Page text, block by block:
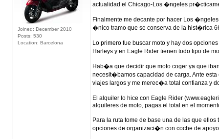
Joined: December 2010
Posts: 530
Location: Barcelona
actualidad el Chicago-Los �ngeles
Finalmente me decante por hacer Los
�nico tramo que se conserva de la hist�rica
Lo primero fue buscar moto y hay dos
Harleys y en Eagle Rider tienen todo tipo de
Hab�a que decidir que moto coger ya que
necesit�bamos capacidad de carga. Ante
viajes largos y me merec�a total confianza y
El alquiler lo hice con Eagle Rider
alquileres de moto, pagas el total en el
Para la ruta tome de base una de las que
opciones de organizaci�n con coche de